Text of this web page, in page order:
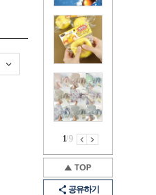
1/9
공유하기